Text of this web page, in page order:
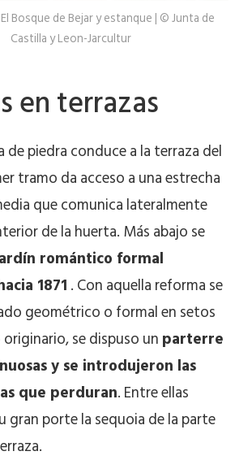
Bosque de Bejar y estanque | © Junta de
Castilla y Leon-Jarcultur
en terrazas
de piedra conduce a la terraza del
tramo da acceso a una estrecha
que comunica lateralmente
de la huerta. Más abajo se
romántico formal
1871. Con aquella reforma se
geométrico o formal en setos
se dispuso unparterre
y se introdujeron las
que perduran. Entre ellas
gran porte la sequoia de la parte